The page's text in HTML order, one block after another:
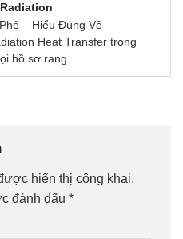
– Hiểu Đúng Về
Heat Transfer trong
hồ sơ rang...
hiển thị công khai.
đánh dấu *